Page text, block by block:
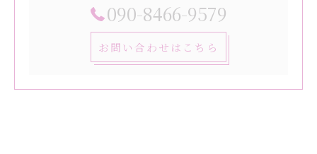
090-8466-9579
お問い合わせはこちら